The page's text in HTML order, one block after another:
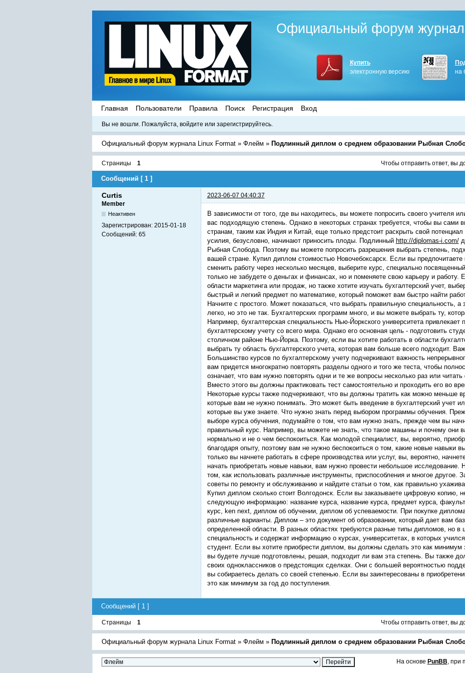
Официальный форум
Купить
электронную версию
на
Главная Пользователи Правила Поиск Регистрация Вход
Вы не вошли. Пожалуйста, войдите или зарегистрируйтесь.
Официальный форум журнала Linux Format » Флейм » Подлинный диплом о среднем образовании Рыбная
Страницы 1 Чтобы отправить ответ, вы
Сообщений [ 1 ]
Curtis
2023-06-07 04:40:37
Member
Неактивен
Зарегистрирован: 2015-01-18
Сообщений: 65
В зависимости от того, где вы находитесь, вы можете попросить своего учителя
вас подходящую степень. Однако в некоторых странах требуется, чтобы вы сами
странам, таким как Индия и Китай, еще только предстоит раскрыть свой
усилия, безусловно, начинают приносить плоды. Подлинный http://diplomas-i.com/
Рыбная Слобода. Поэтому вы можете попросить разрешения выбрать степень,
вашей стране. Купил диплом стоимостью Новочебоксарск. Если вы
сменить работу через несколько месяцев, выберите курс, специально
только не забудете о деньгах и финансах, но и поменяете свою карьеру и работу.
области маркетинга или продаж, но также хотите изучать бухгалтерский учет,
быстрый и легкий предмет по математике, который поможет вам быстро найти
Начните с простого. Может показаться, что выбрать правильную специальность, а
легко, но это не так. Бухгалтерских программ много, и вы можете выбрать ту,
Например, бухгалтерская специальность Нью-Йоркского университета привлекает
бухгалтерскому учету со всего мира. Однако его основная цель - подготовить
столичном районе Нью-Йорка. Поэтому, если вы хотите работать в области
выбрать ту область бухгалтерского учета, которая вам больше всего подходит.
Большинство курсов по бухгалтерскому учету подчеркивают важность
вам придется многократно повторять разделы одного и того же теста, чтобы
означает, что вам нужно повторять одни и те же вопросы несколько раз или
Вместо этого вы должны практиковать тест самостоятельно и проходить его во
Некоторые курсы также подчеркивают, что вы должны тратить как можно меньше
которые вам не нужно понимать. Это может быть введение в бухгалтерский учет
которые вы уже знаете. Что нужно знать перед выбором программы обучения.
выборе курса обучения, подумайте о том, что вам нужно знать, прежде чем вы
правильный курс. Например, вы можете не знать, что такое машины и почему они
нормально и не о чем беспокоиться. Как молодой специалист, вы, вероятно,
благодаря опыту, поэтому вам не нужно беспокоиться о том, какие новые навыки
только вы начнете работать в сфере производства или услуг, вы, вероятно,
начать приобретать новые навыки, вам нужно провести небольшое исследование.
том, как использовать различные инструменты, приспособления и многое другое.
советы по ремонту и обслуживанию и найдите статьи о том, как правильно
Купил диплом сколько стоит Волгодонск. Если вы заказываете цифровую копию,
следующую информацию: название курса, название курса, предмет курса,
курс, ken next, диплом об обучении, диплом об успеваемости. При покупке
различные варианты. Диплом – это документ об образовании, который дает вам
определенной области. В разных областях требуются разные типы дипломов, но в
специальность и содержат информацию о курсах, университетах, в которых
студент. Если вы хотите приобрести диплом, вы должны сделать это как минимум
вы будете лучше подготовлены, решая, подходит ли вам эта степень. Вы также
своих одноклассников о предстоящих сделках. Они с большей вероятностью
вы собираетесь делать со своей степенью. Если вы заинтересованы в
это как минимум за год до поступления.
Сообщений [ 1 ]
Страницы 1 Чтобы отправить ответ, вы
Официальный форум журнала Linux Format » Флейм » Подлинный диплом о среднем образовании Рыбная
На основе PunBB , при